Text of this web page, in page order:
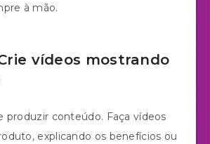
à mão.
vídeos mostrando
produzir conteúdo. Faça vídeos
explicando os benefícios ou